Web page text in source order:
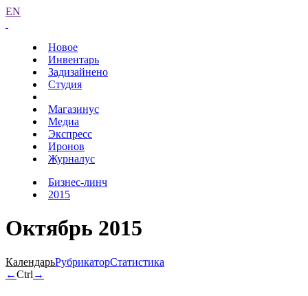
EN
Новое
Инвентарь
Задизайнено
Студия
Магазинус
Медиа
Экспресс
Иронов
Журналус
Бизнес-линч
2015
Октябрь 2015
КалендарьРубрикаторСтатистика
←Ctrl →